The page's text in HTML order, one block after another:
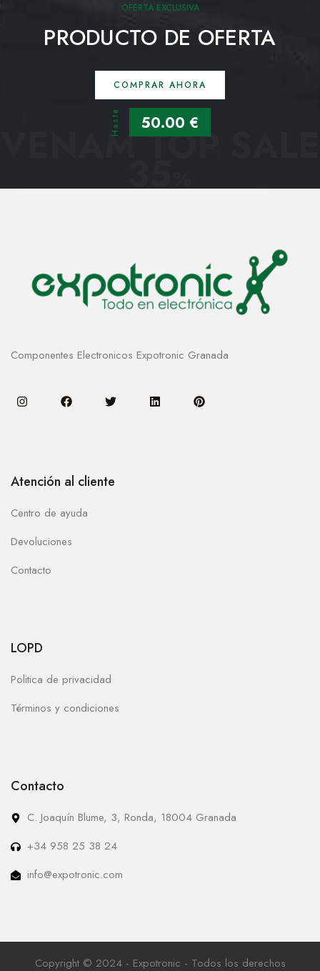
OFERTA EXCLUSIVA
PRODUCTO DE OFERTA
COMPRAR AHORA
Hasta 50.00 €
VENAM TOP SALE
Componentes Electronicos Expotronic Granada
Atención al cliente
Centro de ayuda
Devoluciones
Contacto
LOPD
Politica de privacidad
Términos y condiciones
Contacto
C. Joaquín Blume, 3, Ronda, 18004 Granada
+34 958 25 38 24
info@expotronic.com
Copyright © 2024 - Expotronic - Todos los derechos